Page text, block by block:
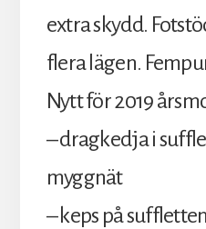
extra skydd.
flera lägen.
Nytt för 2019
– dragkedja i
myggnät
– keps på suffletten